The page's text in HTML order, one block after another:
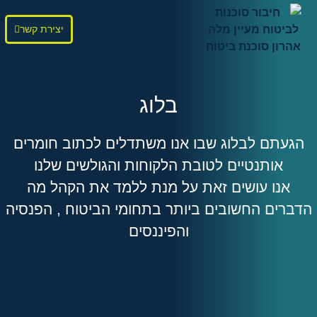
יצירת קשר
בלוג
הגעתם לבלוג שבו אנו משתדלים לכתוב חומרים
אותנטיים לטובת הלקוחות והגולשים שלנו
אנו עושים זאת על מנת ללמד את הקהל מה
הדברים החשובים ביותר בתחומי הביטוח , הפנסיה
והפיננסים